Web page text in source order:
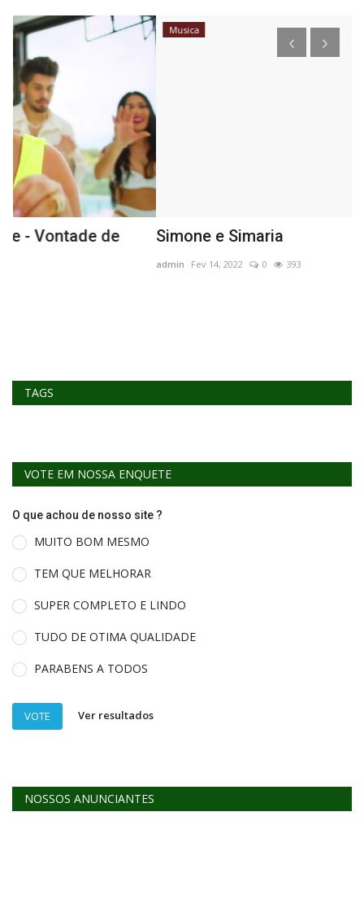
Musica
Simone e Simaria
393
TAGS
VOTE EM NOSSA ENQUETE
O que achou de nosso site ?
MUITO BOM MESMO
TEM QUE MELHORAR
SUPER COMPLETO E LINDO
TUDO DE OTIMA QUALIDADE
PARABENS A TODOS
VOTE Ver resultados
NOSSOS ANUNCIANTES